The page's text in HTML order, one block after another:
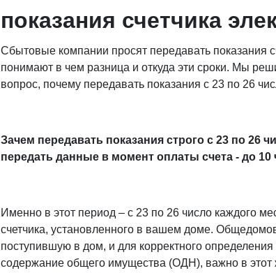
показания счетчика
Сбытовые компании просят передавать показания
понимают в чем разница и откуда эти сроки. Мы
вопрос, почему передавать показания с 23 по 26
Зачем передавать показания строго с 23 по 26
передать данные в момент оплаты счета - до 10
Именно в этот период – с 23 по 26 число каждого
счетчика, установленного в вашем доме.
поступившую в дом, и для корректного
содержание общего имущества (ОДН), важно в этот